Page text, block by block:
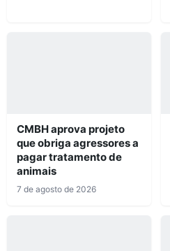
CMBH aprova projeto
que obriga agressores a
pagar tratamento de
animais
7 de agosto de 2026